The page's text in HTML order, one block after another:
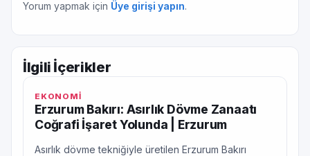
Yorum yapmak için Üye girişi yapın.
İlgili İçerikler
EKONOMİ
Erzurum Bakırı: Asırlık Dövme Zanaatı
Coğrafi İşaret Yolunda | Erzurum
Asırlık dövme tekniğiyle üretilen Erzurum Bakırı